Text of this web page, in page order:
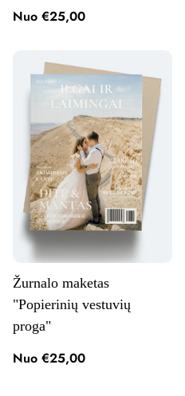
Nuo €25,00
Žurnalo maketas
"Popierinių vestuvių
proga"
Nuo €25,00